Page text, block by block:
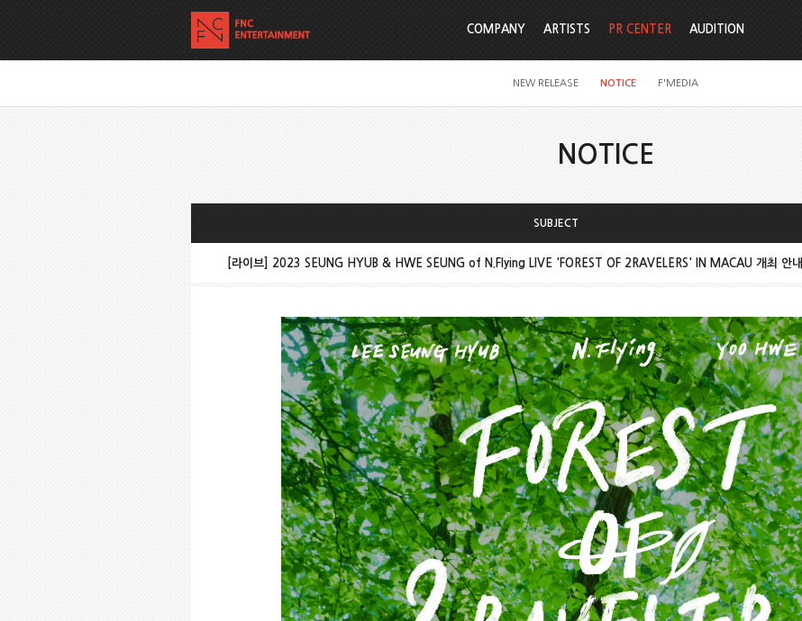
COMPANY ARTISTS PR CENTER
NEW RELEASE NOTICE F'MEDIA
AUDITION
NOTICE
SUBJECT
[라이브] 2023 SEUNG HYUB & HWE SEUNG of N.Flying LIVE 'FOREST OF 2RAVELERS' IN MACAU 개최 안내